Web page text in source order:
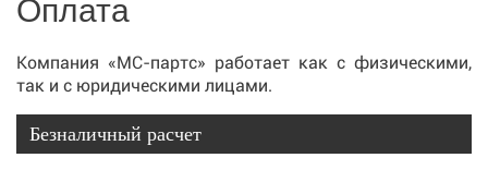
Оплата
Компания «МС-партс» работает как с физическими,
так и с юридическими лицами.
Безналичный расчет